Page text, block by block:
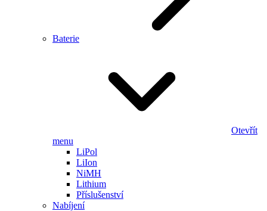
Baterie
Otevřít
menu
LiPol
LiIon
NiMH
Lithium
Příslušenství
Nabíjení